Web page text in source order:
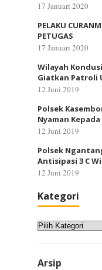
17 Januari 2020
PELAKU
PETUGAS
17 Januari 2020
Wilayah
Giatkan Patroli
12 Juni 2019
Polsek
Nyaman
12 Juni 2019
Polsek
Antisipasi 3 C
12 Juni 2019
Kategori
Kategori
Arsip